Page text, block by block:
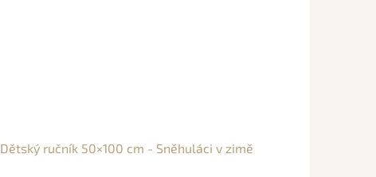
Dětský ručník 50×100 cm - Sněhuláci v zimě